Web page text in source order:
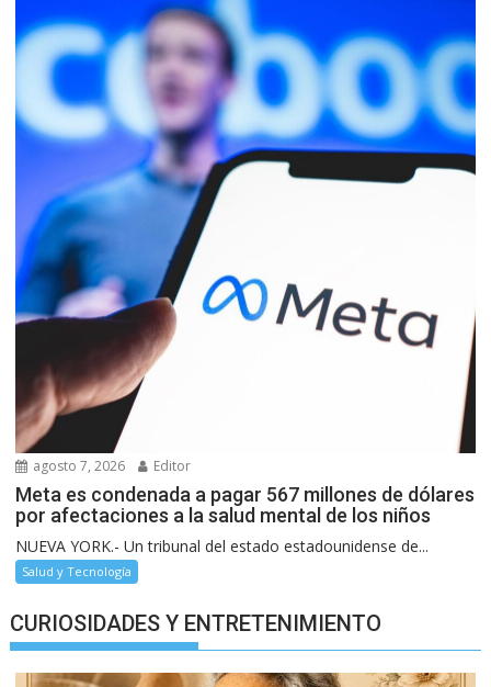
agosto 7, 2026 Editor
Meta es condenada a pagar 567 millones de dólares
por afectaciones a la salud mental de los niños
NUEVA YORK.- Un tribunal del estado estadounidense de...
Salud y Tecnología
CURIOSIDADES Y ENTRETENIMIENTO